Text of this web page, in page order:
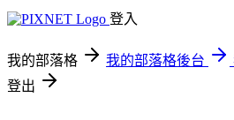
登入
我的部落格 我的部落格後台
登出